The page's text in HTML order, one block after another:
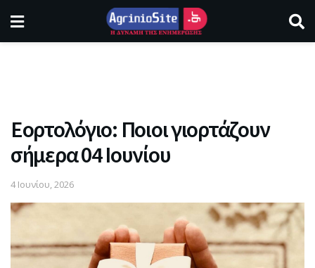
Εορτολόγιο: Ποιοι γιορτάζουν
σήμερα 04 Ιουνίου
4 Ιουνίου, 2026